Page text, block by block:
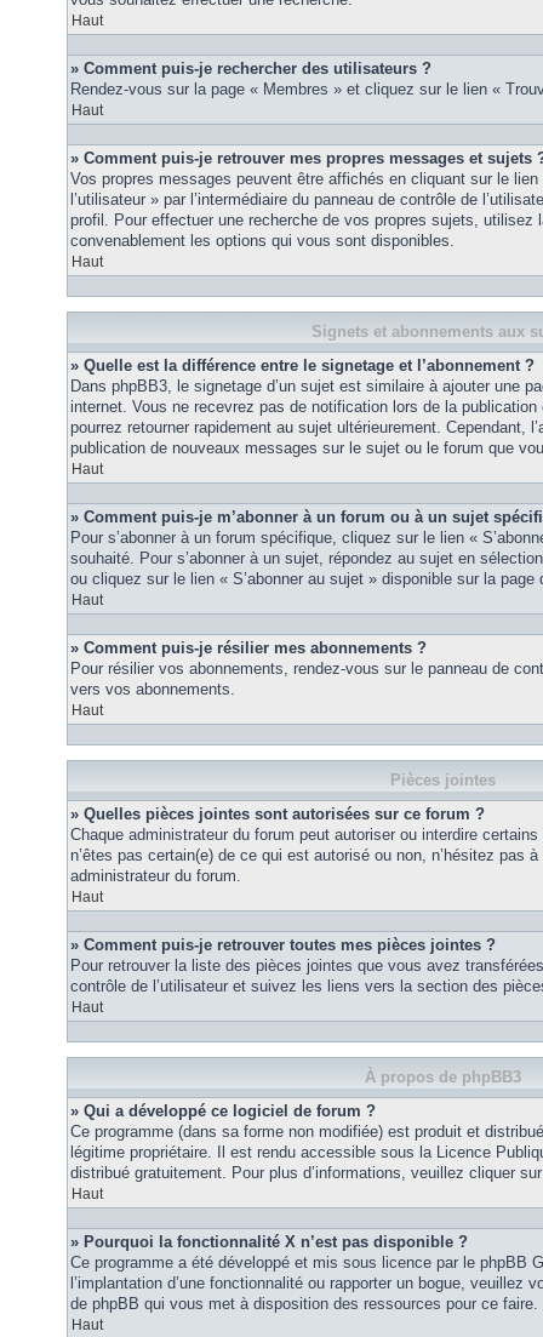
Haut
» Comment puis-je rechercher des utilisateurs ?
Rendez-vous sur la page « Membres » et cliquez sur le lien «
Haut
» Comment puis-je retrouver mes propres messages et sujets
Vos propres messages peuvent être affichés en cliquant sur le
l’utilisateur » par l’intermédiaire du panneau de contrôle de
profil. Pour effectuer une recherche de vos propres sujets, utilisez
convenablement les options qui vous sont disponibles.
Haut
Signets et abonnements aux
» Quelle est la différence entre le signetage et l’abonnement ?
Dans phpBB3, le signetage d’un sujet est similaire à ajouter une
internet. Vous ne recevrez pas de notification lors de la publication
pourrez retourner rapidement au sujet ultérieurement. Cependant,
publication de nouveaux messages sur le sujet ou le forum que
Haut
» Comment puis-je m’abonner à un forum ou à un sujet
Pour s’abonner à un forum spécifique, cliquez sur le lien «
souhaité. Pour s’abonner à un sujet, répondez au sujet en
ou cliquez sur le lien « S’abonner au sujet » disponible sur la page
Haut
» Comment puis-je résilier mes abonnements ?
Pour résilier vos abonnements, rendez-vous sur le panneau de
vers vos abonnements.
Haut
Pièces jointes
» Quelles pièces jointes sont autorisées sur ce forum ?
Chaque administrateur du forum peut autoriser ou interdire
n’êtes pas certain(e) de ce qui est autorisé ou non, n’hésitez pas
administrateur du forum.
Haut
» Comment puis-je retrouver toutes mes pièces jointes ?
Pour retrouver la liste des pièces jointes que vous avez
contrôle de l’utilisateur et suivez les liens vers la section des
Haut
À propos de phpBB3
» Qui a développé ce logiciel de forum ?
Ce programme (dans sa forme non modifiée) est produit et
légitime propriétaire. Il est rendu accessible sous la Licence
distribué gratuitement. Pour plus d’informations, veuillez cliquer
Haut
» Pourquoi la fonctionnalité X n’est pas disponible ?
Ce programme a été développé et mis sous licence par le phpBB
l’implantation d’une fonctionnalité ou rapporter un bogue, veuillez
de phpBB qui vous met à disposition des ressources pour ce faire.
Haut